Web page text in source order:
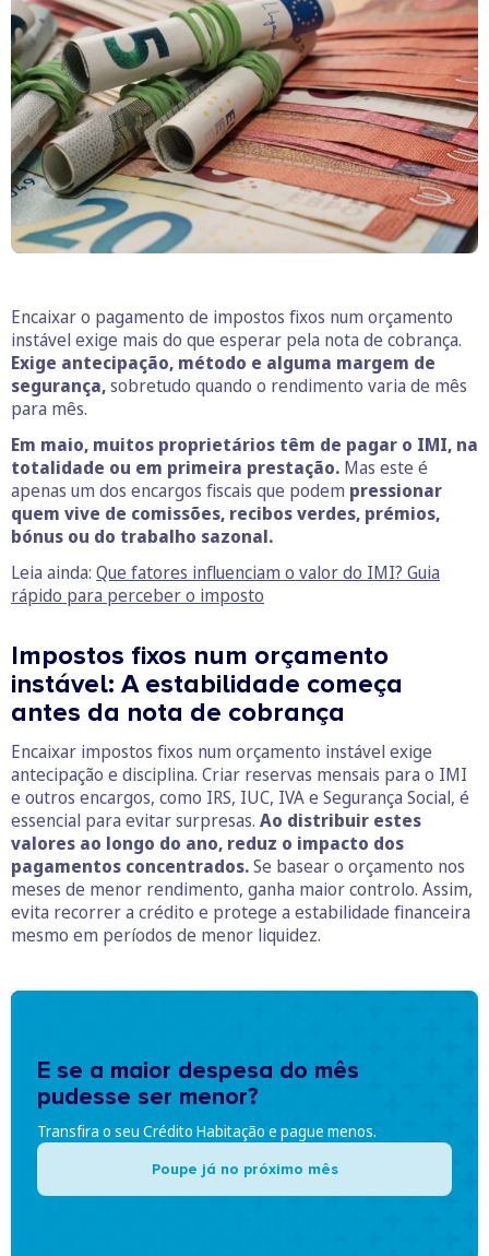
Encaixar o pagamento de impostos fixos num orçamento
instável exige mais do que esperar pela nota de cobrança.
Exige antecipação, método e alguma margem de
segurança,sobretudo quando o rendimento varia de mês
para mês.
Em maio, muitos proprietários têm de pagar o IMI, na
totalidade ou em primeira prestação. Mas este é
apenas um dos encargos fiscais que podem pressionar
quem vive de comissões, recibos verdes, prémios,
bónus ou do trabalho sazonal.
Leia ainda: Que fatores influenciam o valor do IMI? Guia
rápido para perceber o imposto
Impostos fixos num orçamento
instável: A estabilidade começa
antes da nota de cobrança
Encaixar impostos fixos num orçamento instável exige
antecipação e disciplina. Criar reservas mensais para o IMI
e outros encargos, como IRS, IUC, IVA e Segurança Social, é
essencial para evitar surpresas. Ao distribuir estes
valores ao longo do ano, reduz o impacto dos
pagamentos concentrados.Se basear o orçamento nos
meses de menor rendimento, ganha maior controlo. Assim,
evita recorrer a crédito e protege a estabilidade financeira
mesmo em períodos de menor liquidez.
E se a maior despesa do mês
pudesse ser menor?
Transfira o seu Crédito Habitação e pague menos.
Poupe já no próximo mês